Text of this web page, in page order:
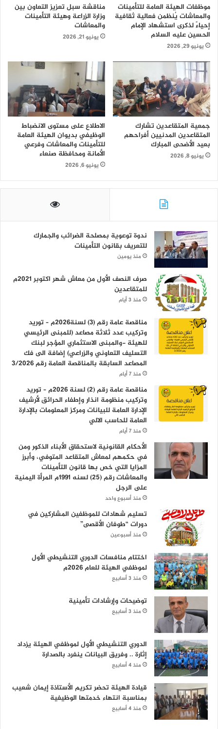
موظفات الهيئة العامة للتأمينات
والمعاشات يُنظمن فعالية ثقافية
إحياءً لذكرى استشهاد الإمام
الحسين عليه السلام
يونيو 29, 2026
مناقشة سبل تعزيز التعاون بين
وزارة الزراعة وهيئة التأمينات
والمعاشات
يونيو 21, 2026
جمعية المتقاعدين تشارك
المتقاعدين المدنيين أفراحهم
بعيد الأضحى المبارك
يونيو 8, 2026
الاطلاع على مستوى الانضباط
الوظيفي بديوان الهيئة العامة
للتأمينات والمعاشات وفرعي
الأمانة ومحافظة صنعاء
يونيو 6, 2026
ندوة توعوية بمصلحة الضرائب والجمارك
للتعريف بقانون التأمينات
منذ يومين
صرف النصف الأول من معاش شهر اكتوبر 2021م
للمتقاعدين
منذ 3 أيام
مناقصة عامة رقم (3) لسنة2026م – توريد
وتركيب عدد ثلاثة مصاعد (للمبنى الرئيسي
للهيئة -والمبنى الاستثماري المؤجر لبنك
التسليف التعاوني والزراعي) إضافة الى فك
المصاعد السابقة بالمناقصة العامة رقم 3/2026
منذ 7 أيام
مناقصة عامة رقم (2) لسنة 2026م – توريد
وتركيب منظومة انذار وإطفاء الحرائق لأرشيف
الإدارة العامة للبيانات ومركز المعلومات بالإدارة
العامة للحاسب الالي
منذ 7 أيام
الأحكام القانونية لاستحقاق الأبناء الذكور ومن
في حكمهم لمعاش المتقاعد المتوفي، وأبرز
المزايا التي خص بها قانون التأمينات
والمعاشات رقم (25) لسنه 1991م المرأة اليمنية
على الرجل
منذ أسبوع واحد
تسليم شهادات للموظفين المشاركين في
دورات “طوفان الأقصى”
منذ أسبوعين
اختتام منافسات الدوري التنشيطي الأول
لموظفي الهيئة للعام 2026م
منذ 3 أسابيع
توضيحات وإرشادات تأمينية
منذ 3 أسابيع
الدوري التنشيطي الأول لموظفي الهيئة يزداد
إثارة .. وفريق البيانات ينفرد بالصدارة
منذ 4 أسابيع
قيادة الهيئة تحضر تكريم الأستاذة إيمان شعيب
بمناسبة انتهاء خدمتها الوظيفية
منذ 4 أسابيع